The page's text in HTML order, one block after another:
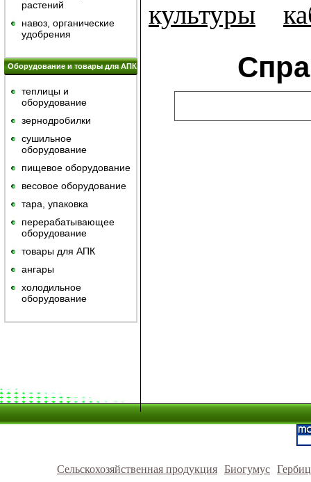
растений
навоз, органические
удобрения
Оборудование и товары для АПК
теплицы и
оборудование
зернодробилки
сушильное
оборудование
пищевое оборудование
весовое оборудование
тара, упаковка
перерабатывающее
оборудование
товары для АПК
ангары
холодильное
оборудование
культуры
Сельскохозяйственная продукция Биогумус